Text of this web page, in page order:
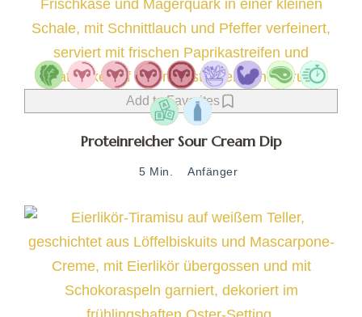
Add to Favorites
Proteinreicher Sour Cream Dip
5 Min. Anfänger